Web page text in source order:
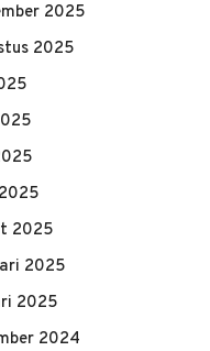
2025
2025
2025
2025
2025
2024